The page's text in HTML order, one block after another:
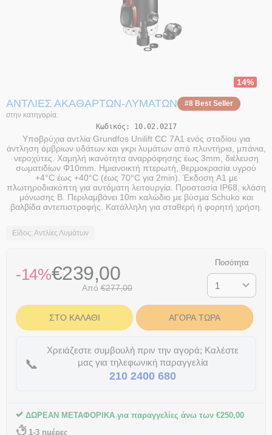
14%
ΑΝΤΛΊΕΣ ΑΚΑΘΆΡΤΩΝ-ΛΥΜΆΤΩΝ
#8 Best Seller
στην κατηγορία.
Κωδικός:
10.02.0217
Υποβρύχια αντλία Grundfos Unilift CC 7A1 ενός σταδίου για
άντληση όμβριων υδάτων και γκρι λυμάτων από πλυντήρια, μπάνια,
νεροχύτες. Χαμηλή ικανότητα αναρρόφησης έως 3mm, διέλευση
σωματιδίων Φ10mm. Ημιανοικτή πτερωτή, θερμοκρασία υγρού
+4°C έως +40°C (έως 70°C για 2min). Έκδοση A1 με
πλωτηροδιακόπτη για αυτόματη λειτουργία. Προστασία IP68, κλάση
μόνωσης B. Περιλαμβάνει 10m καλώδιο με βύσμα Schuko και
βαλβίδα αντεπιστροφής. Κατάλληλη για σταθερή ή φορητή χρήση.
Είδος: Αντλίες Λυμάτων
-14%€239,00
Από €277,00
Ποσότητα
ΣΤΟ ΚΑΛΆΘΙ ΑΓΟΡΆ ΤΏΡΑ
📞
Χρειάζεστε συμβουλή πριν την αγορά; Καλέστε
μας για τηλεφωνική παραγγελία
210 2400 680
ΔΩΡΕΑΝ ΜΕΤΑΦΟΡΙΚΑ για παραγγελίες άνω των €250,00
1-3 ημέρες